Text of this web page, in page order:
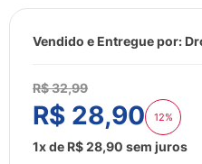
Vendido e Entregue por:
R$32,99
R$ 28,90 12%
1x de R$28,90 sem juros